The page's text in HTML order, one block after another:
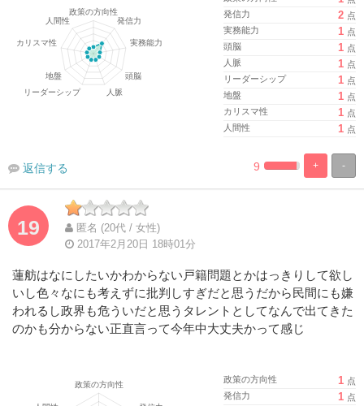
発信力
2 点
実務能力
1 点
頭脳
1 点
人脈
1 点
リーダーシップ
1 点
地盤
1 点
カリスマ性
1 点
人間性
1 点
-
+
%
100%
9
返信する
19
匿名 (20代 / 女性)
2017年2月20日 18時01分
蓮舫はなにしたいかわからない戸籍問題とかはっきりして欲し
いし色々なにも考えずに批判しすぎだと思うだから民間にも嫌
われるし政界も危ういだと思うタレントとしてなんで出てきた
のかも分からない正直言って今年中大丈夫かって感じ
政策の方向性 1 点
発信力
1 点